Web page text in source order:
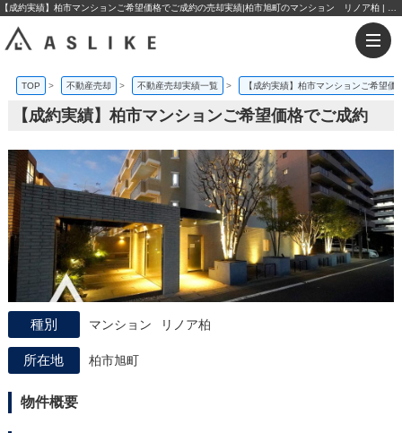
TOP > 不動産売却 > 不動産売却実績一覧 > 【成約実績】柏市マンションご希望価
【成約実績】柏市マンションご希望価格でご成約
マンション リノア柏
柏市旭町
物件概要